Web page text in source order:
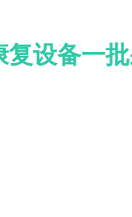
设备一